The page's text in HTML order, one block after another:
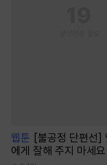
웹툰 [불공정 단편선]
에게 잘해 주지 마세요